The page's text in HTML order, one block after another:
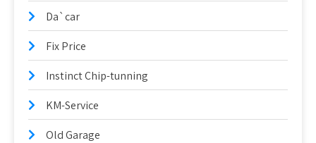
Da`car
Fix Price
Instinct Chip-tunning
KM-Service
Old Garage